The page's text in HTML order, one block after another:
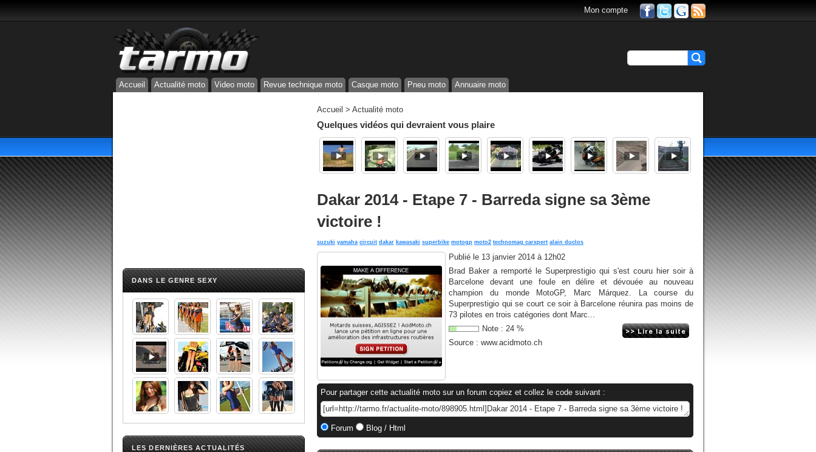
Mon compte
Accueil Actualité moto Video moto Revue technique moto Casque moto Pneu moto Annuaire moto
DANS LE GENRE SEXY
LES DERNIÈRES ACTUALITÉS
Accueil > Actualité moto
Quelques vidéos qui devraient vous plaire
Dakar 2014 - Etape 7 - Barreda signe sa 3ème
victoire !
suzuki yamaha circuit dakar kawasaki superbike motogp moto2 technomag carxpert alain duclos
Publié le 13 janvier 2014 à 12h02
Brad Baker a remporté le Superprestigio qui s'est couru hier soir à
Barcelone devant une foule en délire et dévouée au nouveau
champion du monde MotoGP, Marc Márquez. La course du
Superprestigio qui se court ce soir à Barcelone réunira pas moins de
73 pilotes en trois catégories dont Marc...
Note : 24 %
Source : www.acidmoto.ch
Pour partager cette actualité moto sur un forum copiez et collez le code suivant :
Forum Blog / Html